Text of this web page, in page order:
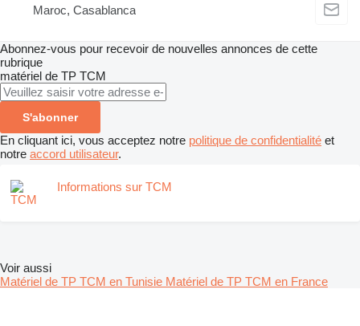
Maroc, Casablanca
Abonnez-vous pour recevoir de nouvelles annonces de cette
rubrique
matériel de TP TCM
S'abonner
En cliquant ici, vous acceptez notre politique de confidentialité et
notre accord utilisateur.
Informations sur TCM
Voir aussi
Matériel de TP TCM en Tunisie Matériel de TP TCM en France